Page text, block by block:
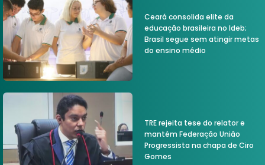
Ceará consolida elite da
educação brasileira no Ideb;
Brasil segue sem atingir metas
do ensino médio
TRE rejeita tese do relator e
mantém Federação União
Progressista na chapa de Ciro
Gomes